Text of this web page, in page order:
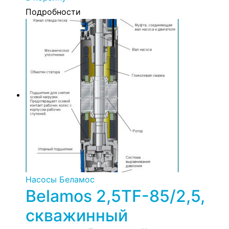
Подробности
Насосы Беламос
Belamos 2,5TF-85/2,5,
скважинный